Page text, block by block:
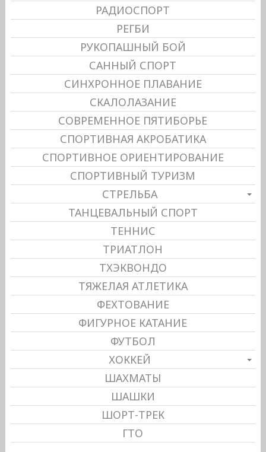
РАДИОСПОРТ
РЕГБИ
РУКОПАШНЫЙ БОЙ
САННЫЙ СПОРТ
СИНХРОННОЕ ПЛАВАНИЕ
СКАЛОЛАЗАНИЕ
СОВРЕМЕННОЕ ПЯТИБОРЬЕ
СПОРТИВНАЯ АКРОБАТИКА
СПОРТИВНОЕ ОРИЕНТИРОВАНИЕ
СПОРТИВНЫЙ ТУРИЗМ
СТРЕЛЬБА
ТАНЦЕВАЛЬНЫЙ СПОРТ
ТЕННИС
ТРИАТЛОН
ТХЭКВОНДО
ТЯЖЕЛАЯ АТЛЕТИКА
ФЕХТОВАНИЕ
ФИГУРНОЕ КАТАНИЕ
ФУТБОЛ
ХОККЕЙ
ШАХМАТЫ
ШАШКИ
ШОРТ-ТРЕК
ГТО